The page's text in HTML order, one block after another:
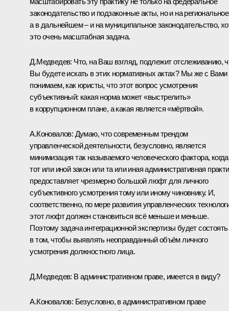
законодательство и подзаконные акты, но и на
а в дальнейшем – и на муниципальное законодательство,
это очень масштабная задача.
Д.Медведев: Что, на Ваш взгляд, подлежит отслеживанию,
Вы будете искать в этих нормативных актах? Мы же с Вами
понимаем, как юристы, что этот вопрос усмотрения
субъективный: какая норма может «выстрелить»
в коррупционном плане, а какая является «мёртвой».
А.Коновалов: Думаю, что современным трендом
управленческой деятельности, безусловно, является
минимизация так называемого человеческого фактора, когда
тот или иной закон или та или иная административная
предоставляет чрезмерно большой люфт для личного
субъективного усмотрения тому или иному чиновнику. И,
соответственно, по мере развития управленческих
этот люфт должен становиться всё меньше и меньше.
Поэтому задача интеграционной экспертизы будет состоять
в том, чтобы выявлять неоправданный объём личного
усмотрения должностного лица.
Д.Медведев: В административном праве, имеется в виду?
А.Коновалов: Безусловно, в административном праве